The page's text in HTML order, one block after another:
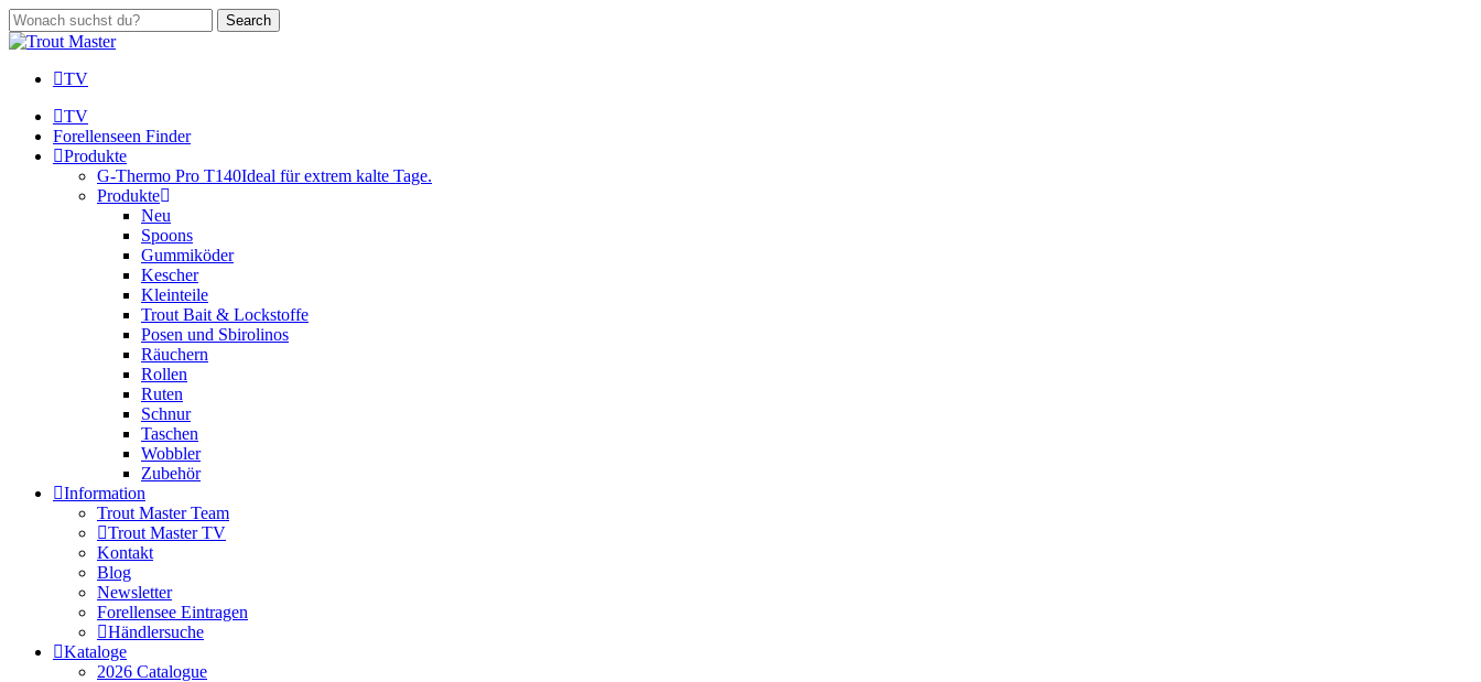
Skip
to
content
Search
Close
TV
search
Menu
TV
Forellenseen Finder
Produkte
G-Thermo Pro T140Ideal für extrem kalte Tage.
Produkte
Neu
Spoons
Gummiköder
Kescher
Kleinteile
Trout Bait & Lockstoffe
Posen und Sbirolinos
Räuchern
Rollen
Ruten
Schnur
Taschen
Wobbler
Zubehör
Information
Trout Master Team
Trout Master TV
Kontakt
Blog
Newsletter
Forellensee Eintragen
Händlersuche
Kataloge
2026 Catalogue